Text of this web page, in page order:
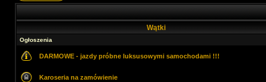
Wątki
Ogłoszenia
DARMOWE - jazdy próbne luksusowymi samochodami !!!
Karoseria na zamówienie